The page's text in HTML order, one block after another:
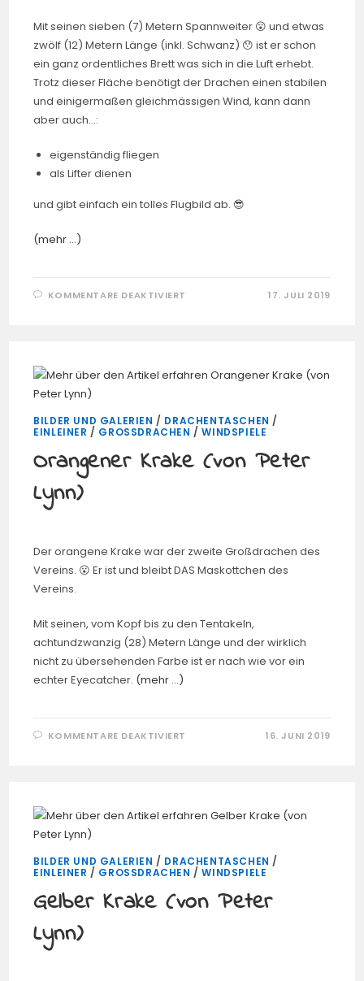
Mit seinen sieben (7) Metern Spannweiter 😮 und etwas
zwölf (12) Metern Länge (inkl. Schwanz) 😯 ist er schon
ein ganz ordentliches Brett was sich in die Luft erhebt.
Trotz dieser Fläche benötigt der Drachen einen stabilen
und einigermaßen gleichmässigen Wind, kann dann
aber auch…:
eigenständig fliegen
als Lifter dienen
und gibt einfach ein tolles Flugbild ab. 😎
(mehr …)
KOMMENTARE DEAKTIVIERT 17. JULI 2019
BILDER UND GALERIEN / DRACHENTASCHEN /
EINLEINER / GROSSDRACHEN /WINDSPIELE
Orangener Krake (von Peter
Lynn)
Der orangene Krake war der zweite Großdrachen des
Vereins. 😮 Er ist und bleibt DAS Maskottchen des
Vereins.
Mit seinen, vom Kopf bis zu den Tentakeln,
achtundzwanzig (28) Metern Länge und der wirklich
nicht zu übersehenden Farbe ist er nach wie vor ein
echter Eyecatcher. (mehr …)
KOMMENTARE DEAKTIVIERT 16. JUNI 2019
BILDER UND GALERIEN / DRACHENTASCHEN /
EINLEINER / GROSSDRACHEN /WINDSPIELE
Gelber Krake (von Peter
Lynn)